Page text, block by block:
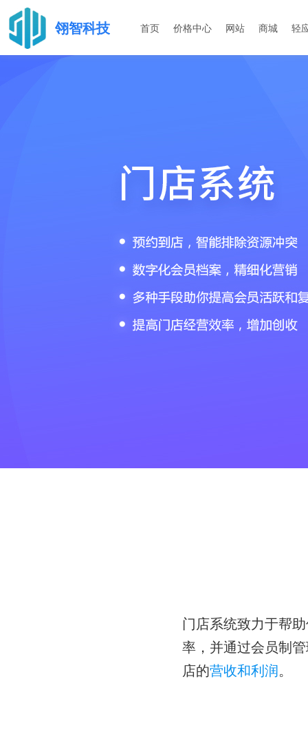
翎智科技 首页 价格中心 网站 商城 轻
门店系统致力于帮
率，并通过会员制
店的营收和利润 。